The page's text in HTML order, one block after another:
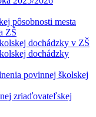
pôsobnosti mesta
ZŠ
dochádzky v ZŠ
dochádzky
povinnej školskej
zriaďovateľskej